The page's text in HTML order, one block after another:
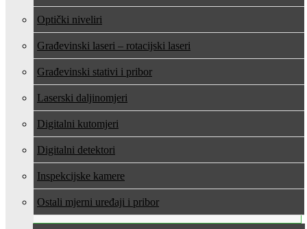
Optički niveliri
Građevinski laseri – rotacijski laseri
Građevinski stativi i pribor
Laserski daljinomjeri
Digitalni kutomjeri
Digitalni detektori
Inspekcijske kamere
Ostali mjerni uređaji i pribor